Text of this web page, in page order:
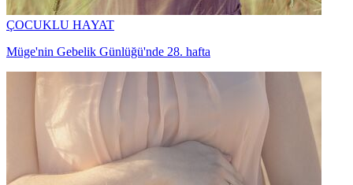
ÇOCUKLU HAYAT
Müge'nin Gebelik Günlüğü'nde 28. hafta